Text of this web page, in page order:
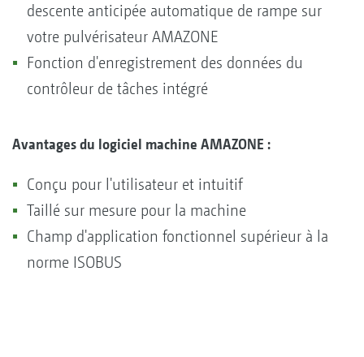
descente anticipée automatique de rampe sur
votre pulvérisateur AMAZONE
Fonction d'enregistrement des données du
contrôleur de tâches intégré
Avantages du logiciel machine AMAZONE :
Conçu pour l'utilisateur et intuitif
Taillé sur mesure pour la machine
Champ d'application fonctionnel supérieur à la
norme ISOBUS